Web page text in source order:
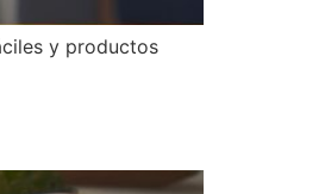
y productos